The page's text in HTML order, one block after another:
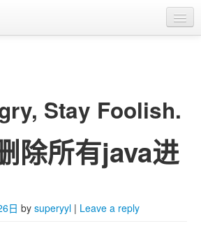
Stay Foolish.
除所有java进
日 by superyyl | Leave a reply